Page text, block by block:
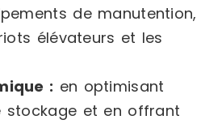
de manutention,
élévateurs et les
: en optimisant
stockage et en offrant